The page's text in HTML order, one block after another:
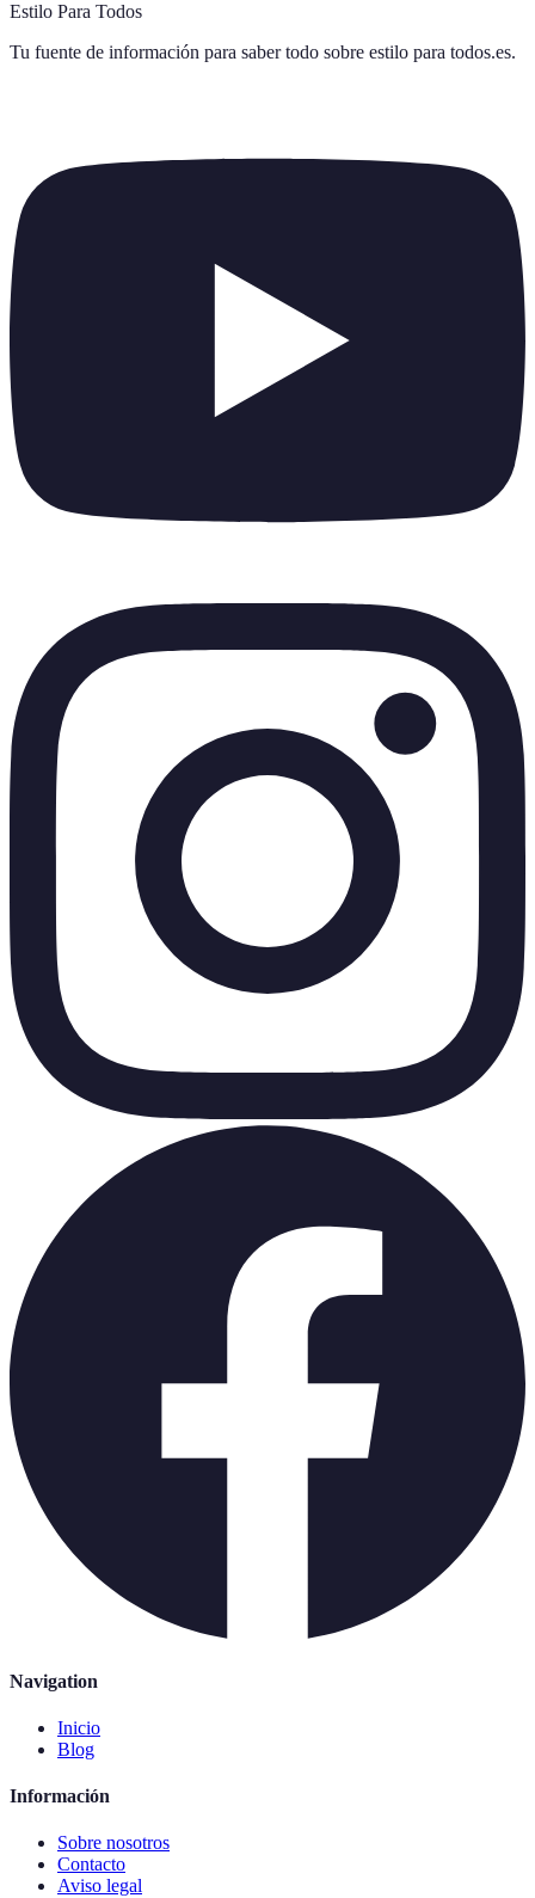
Estilo Para Todos
Tu fuente de información para saber todo sobre estilo para todos.es.
Navigation
Inicio
Blog
Información
Sobre nosotros
Contacto
Aviso legal